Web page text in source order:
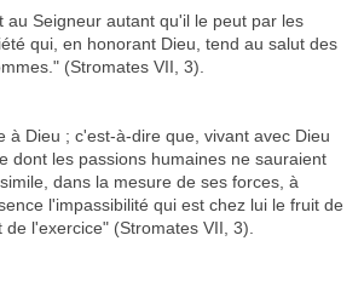
au Seigneur autant qu'il le peut par les
qui, en honorant Dieu, tend au salut des
(Stromates VII, 3).
à Dieu ; c'est-à-dire que, vivant avec Dieu
dont les passions humaines ne sauraient
dans la mesure de ses forces, à
l'impassibilité qui est chez lui le fruit de
de l'exercice" (Stromates VII, 3).